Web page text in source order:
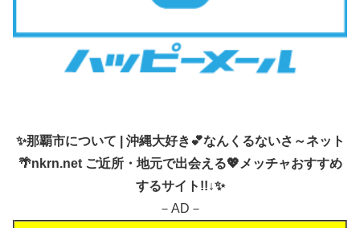
✨那覇市について | 沖縄大好き💕なんくるないさ～ネット
🌴nkrn.net ご近所・地元で出会える💖メッチャおすすめ
するサイト!!↓✨
－AD－